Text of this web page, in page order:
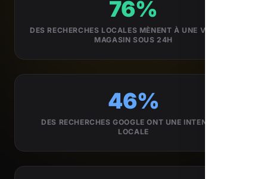
76%
DES RECHERCHES LOCALES MÈNENT À UNE VISITE EN
MAGASIN SOUS 24H
46%
DES RECHERCHES GOOGLE ONT UNE INTENTION
LOCALE